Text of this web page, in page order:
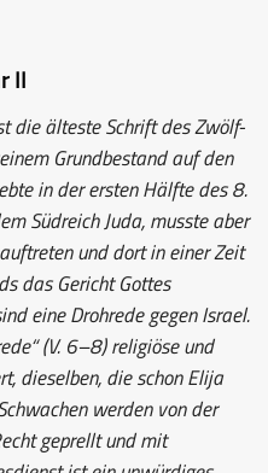
II
die älteste Schrift des Zwölf-
Grundbestand auf den
in der ersten Hälfte des 8.
Südreich Juda, musste aber
und dort in einer Zeit
das Gericht Gottes
eine Drohrede gegen Israel.
(V. 6–8) religiöse und
dieselben, die schon Elija
werden von der
geprellt und mit